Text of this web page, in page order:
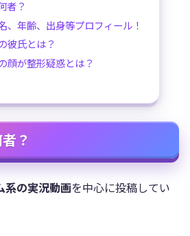
者？
、年齢、出身等プロフィール！
彼氏とは？
顔が整形疑惑とは？
？
系の実況動画を中心に投稿してい